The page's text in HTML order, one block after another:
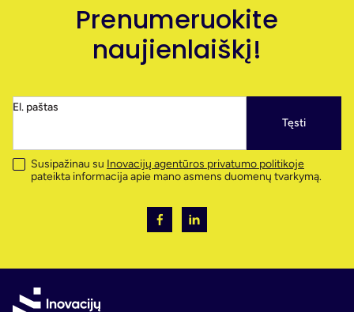
Prenumeruokite
naujienlaiškį!
El. paštas
Tęsti
Susipažinau su Inovacijų agentūros privatumo politikoje
pateikta informacija apie mano asmens duomenų tvarkymą.